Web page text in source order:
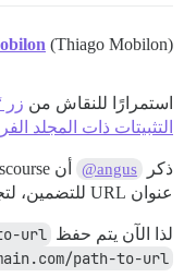
(Thiago Mobilon)
استمرارًا للنقاش من زر
التثبيتات ذات المجلد
ذكر @angus
عنوان URL للتضمين، لتجنب بعض التعارضات.
لذا الآن يتم حفظ url/
path-to-url